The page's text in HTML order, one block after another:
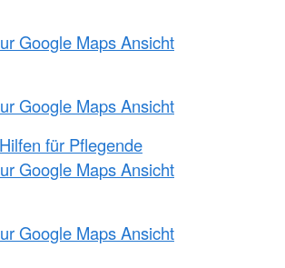
Google Maps Ansicht
Google Maps Ansicht
für Pflegende
Google Maps Ansicht
Google Maps Ansicht